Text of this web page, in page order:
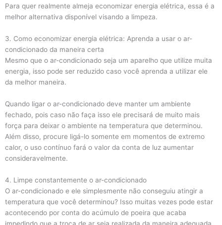
Para quer realmente almeja economizar energia elétrica, essa é a
melhor alternativa disponível visando a limpeza.
3. Como economizar energia elétrica: Aprenda a usar o ar-
condicionado da maneira certa
Mesmo que o ar-condicionado seja um aparelho que utilize muita
energia, isso pode ser reduzido caso você aprenda a utilizar ele
da melhor maneira.
Quando ligar o ar-condicionado deve manter um ambiente
fechado, pois caso não faça isso ele precisará de muito mais
força para deixar o ambiente na temperatura que determinou.
Além disso, procure ligá-lo somente em momentos de extremo
calor, o uso contínuo fará o valor da conta de luz aumentar
consideravelmente.
4. Limpe constantemente o ar-condicionado
O ar-condicionado e ele simplesmente não conseguiu atingir a
temperatura que você determinou? Isso muitas vezes pode estar
acontecendo por conta do acúmulo de poeira que acaba